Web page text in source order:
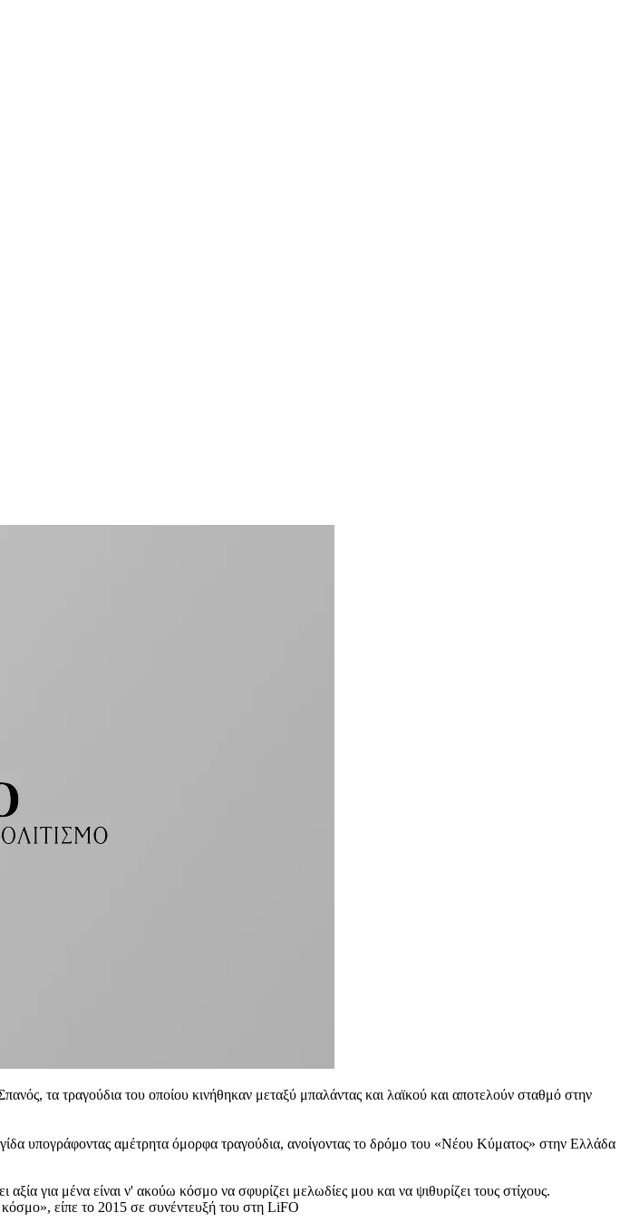
τα τραγούδια του οποίου κινήθηκαν μεταξύ μπαλάντας και λαϊκού και αποτελούν σταθμό στην
υπογράφοντας αμέτρητα όμορφα τραγούδια, ανοίγοντας το δρόμο του «Νέου Κύματος» στην Ελλάδα
για μένα είναι ν' ακούω κόσμο να σφυρίζει μελωδίες μου και να ψιθυρίζει τους στίχους.
είπε το 2015 σε συνέντευξή του στη LiFO